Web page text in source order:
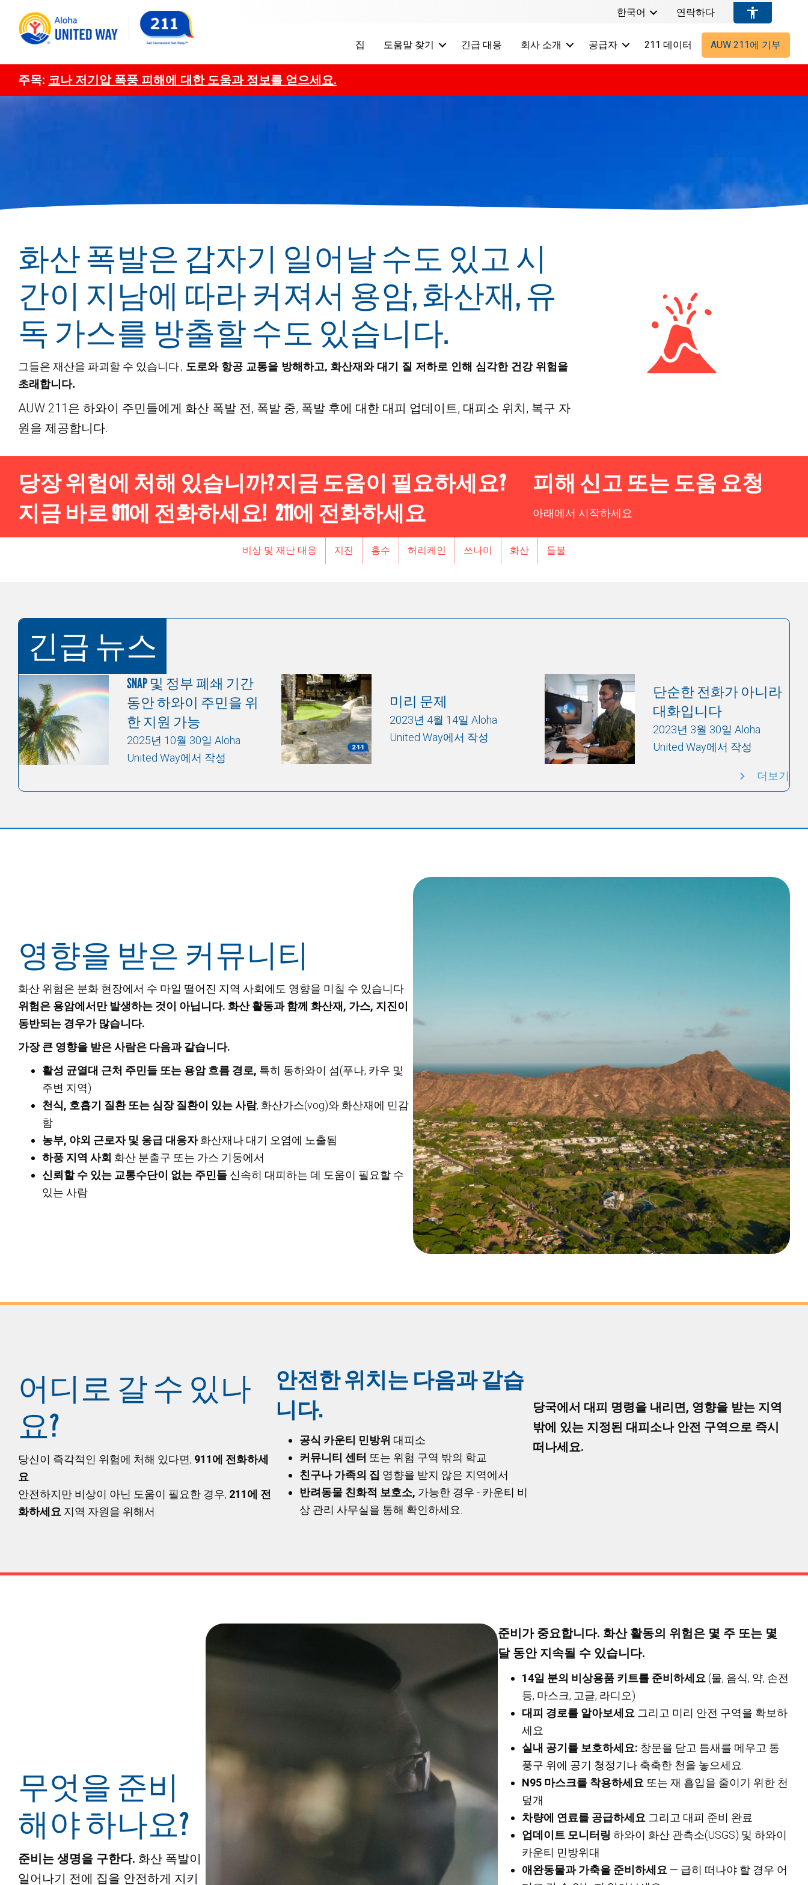
한국어 연락하다
집 도움말 찾기 긴급 대응 회사 소개 공급자 211 데이터 AUW 211에 기부
주목: 코나 저기압 폭풍 피해에 대한 도움과 정보를 얻으세요.
화산 폭발은 갑자기 일어날 수도 있고 시
간이 지남에 따라 커져서 용암, 화산재, 유
독 가스를 방출할 수도 있습니다.
그들은 재산을 파괴할 수 있습니다., 도로와 항공 교통을 방해하고, 화산재와 대기 질 저하로 인해 심각한 건강 위험을
초래합니다.
AUW 211은 하와이 주민들에게 화산 폭발 전, 폭발 중, 폭발 후에 대한 대피 업데이트, 대피소 위치, 복구 자
원을 제공합니다.
당장 위험에 처해 있습니까?
지금 바로 911에 전화하세요!
지금 도움이 필요하세요?
211에 전화하세요
피해 신고 또는 도움 요청
아래에서 시작하세요
비상 및 재난 대응 지진 홍수 허리케인 쓰나미 화산 들불
긴급 뉴스
SNAP 및 정부 폐쇄 기간
동안 하와이 주민을 위
한 지원 가능
2025년 10월 30일 Aloha
United Way에서 작성
미리 문제
2023년 4월 14일 Aloha
United Way에서 작성
단순한 전화가 아니라
대화입니다
2023년 3월 30일 Aloha
United Way에서 작성
더보기
영향을 받은 커뮤니티
화산 위험은 분화 현장에서 수 마일 떨어진 지역 사회에도 영향을 미칠 수 있습니다.
위험은 용암에서만 발생하는 것이 아닙니다. 화산 활동과 함께 화산재, 가스, 지진이
동반되는 경우가 많습니다.
가장 큰 영향을 받은 사람은 다음과 같습니다.
활성 균열대 근처 주민들 또는 용암 흐름 경로, 특히 동하와이 섬(푸나, 카우 및
주변 지역)
천식, 호흡기 질환 또는 심장 질환이 있는 사람, 화산가스(vog)와 화산재에 민감
함
농부, 야외 근로자 및 응급 대응자화산재나 대기 오염에 노출됨
하풍 지역 사회 화산 분출구 또는 가스 기둥에서
신뢰할 수 있는 교통수단이 없는 주민들 신속히 대피하는 데 도움이 필요할 수
있는 사람
어디로 갈 수 있나
요?
당신이 즉각적인 위험에 처해 있다면, 911에 전화하세
요
안전하지만 비상이 아닌 도움이 필요한 경우, 211에 전
화하세요 지역 자원을 위해서.
안전한 위치는 다음과 같습
니다.
공식 카운티 민방위 대피소
커뮤니티 센터 또는 위험 구역 밖의 학교
친구나 가족의 집 영향을 받지 않은 지역에서
반려동물 친화적 보호소, 가능한 경우 - 카운티 비
상 관리 사무실을 통해 확인하세요.
당국에서 대피 명령을 내리면, 영향을 받는 지역
밖에 있는 지정된 대피소나 안전 구역으로 즉시
떠나세요.
무엇을 준비
해야 하나요?
준비는 생명을 구한다. 화산 폭발이
일어나기 전에 집을 안전하게 지키
준비가 중요합니다. 화산 활동의 위험은 몇 주 또는 몇
달 동안 지속될 수 있습니다.
14일 분의 비상용품 키트를 준비하세요 (물, 음식, 약, 손전
등, 마스크, 고글, 라디오)
대피 경로를 알아보세요 그리고 미리 안전 구역을 확보하
세요
실내 공기를 보호하세요: 창문을 닫고 틈새를 메우고 통
풍구 위에 공기 청정기나 축축한 천을 놓으세요.
N95 마스크를 착용하세요 또는 재 흡입을 줄이기 위한 천
덮개
차량에 연료를 공급하세요 그리고 대피 준비 완료
업데이트 모니터링 하와이 화산 관측소(USGS) 및 하와이
카운티 민방위대
애완동물과 가축을 준비하세요 — 급히 떠나야 할 경우 어